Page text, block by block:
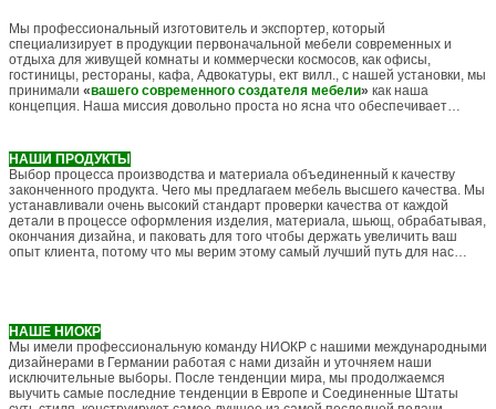
Мы профессиональный изготовитель и экспортер, который
специализирует в продукции первоначальной мебели современных и
отдыха для живущей комнаты и коммерчески космосов, как офисы,
гостиницы, рестораны, кафа, Адвокатуры, ект вилл., с нашей установки, мы
принимали «вашего современного создателя мебели» как наша
концепция. Наша миссия довольно проста но ясна что обеспечивает
быть активе и уважаемой частью нашей общины. Безжалостный следовать
для совершенства, прогрессивное развитие, нововведение, фокус на
качестве и продвижение кредитоспособности всегда наше всегда
придерживаясь обязательство.
НАШИ ПРОДУКТЫ
Выбор процесса производства и материала объединенный к качеству
законченного продукта. Чего мы предлагаем мебель высшего качества. Мы
устанавливали очень высокий стандарт проверки качества от каждой
детали в процессе оформления изделия, материала, шьющ, обрабатывая,
окончания дизайна, и паковать для того чтобы держать увеличить ваш
опыт клиента, потому что мы верим этому самый лучший путь для нас
НАШЕ НИОКР
Мы имели профессиональную команду НИОКР с нашими международными
дизайнерами в Германии работая с нами дизайн и уточняем наши
исключительные выборы. После тенденции мира, мы продолжаемся
выучить самые последние тенденции в Европе и Соединенные Штаты